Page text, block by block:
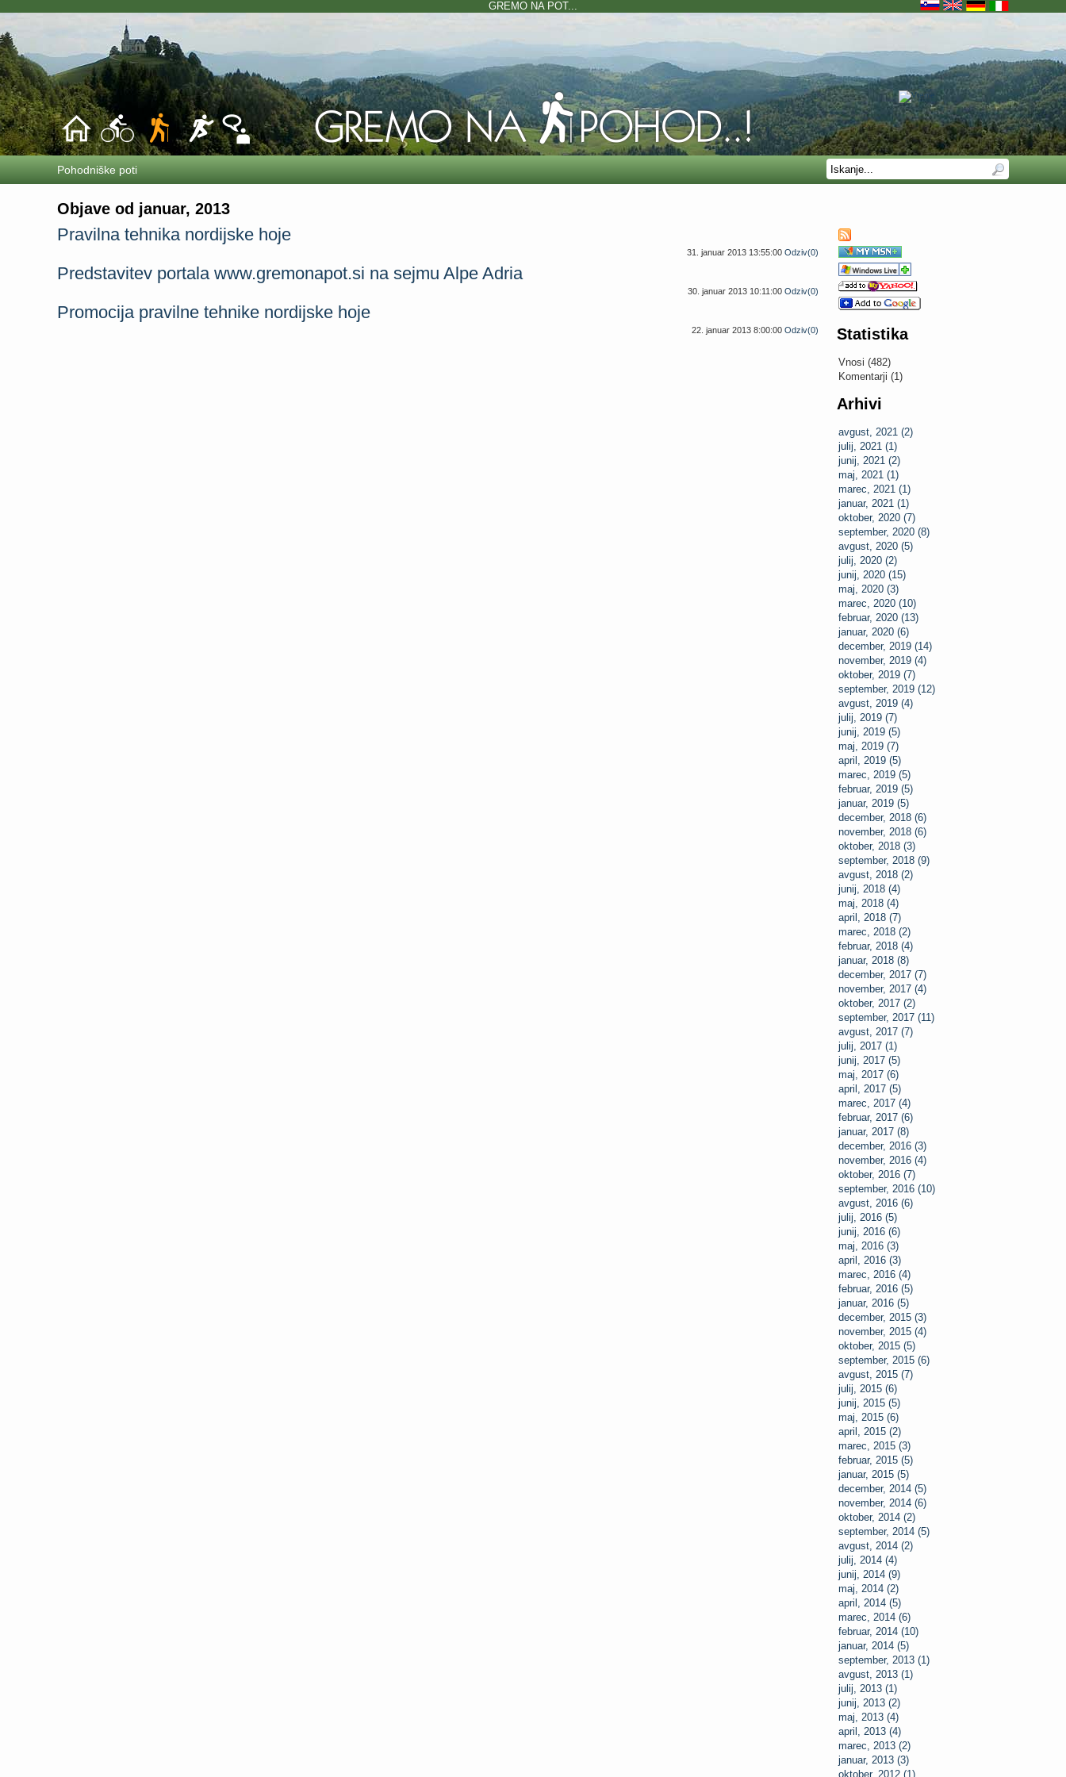
GREMO NA POT...
Pohodniške poti
Objave od januar, 2013
Statistika
Vnosi (482)
Komentarji (1)
Arhivi
avgust, 2021 (2)
julij, 2021 (1)
junij, 2021 (2)
maj, 2021 (1)
marec, 2021 (1)
januar, 2021 (1)
oktober, 2020 (7)
september, 2020 (8)
avgust, 2020 (5)
julij, 2020 (2)
junij, 2020 (15)
maj, 2020 (3)
marec, 2020 (10)
februar, 2020 (13)
januar, 2020 (6)
december, 2019 (14)
november, 2019 (4)
oktober, 2019 (7)
september, 2019 (12)
avgust, 2019 (4)
julij, 2019 (7)
junij, 2019 (5)
maj, 2019 (7)
april, 2019 (5)
marec, 2019 (5)
februar, 2019 (5)
januar, 2019 (5)
december, 2018 (6)
november, 2018 (6)
oktober, 2018 (3)
september, 2018 (9)
avgust, 2018 (2)
junij, 2018 (4)
maj, 2018 (4)
april, 2018 (7)
marec, 2018 (2)
februar, 2018 (4)
januar, 2018 (8)
december, 2017 (7)
november, 2017 (4)
oktober, 2017 (2)
september, 2017 (11)
avgust, 2017 (7)
julij, 2017 (1)
junij, 2017 (5)
maj, 2017 (6)
april, 2017 (5)
marec, 2017 (4)
februar, 2017 (6)
januar, 2017 (8)
december, 2016 (3)
november, 2016 (4)
oktober, 2016 (7)
september, 2016 (10)
avgust, 2016 (6)
julij, 2016 (5)
junij, 2016 (6)
maj, 2016 (3)
april, 2016 (3)
marec, 2016 (4)
februar, 2016 (5)
januar, 2016 (5)
december, 2015 (3)
november, 2015 (4)
oktober, 2015 (5)
september, 2015 (6)
avgust, 2015 (7)
julij, 2015 (6)
junij, 2015 (5)
maj, 2015 (6)
april, 2015 (2)
marec, 2015 (3)
februar, 2015 (5)
januar, 2015 (5)
december, 2014 (5)
november, 2014 (6)
oktober, 2014 (2)
september, 2014 (5)
avgust, 2014 (2)
julij, 2014 (4)
junij, 2014 (9)
maj, 2014 (2)
april, 2014 (5)
marec, 2014 (6)
februar, 2014 (10)
januar, 2014 (5)
september, 2013 (1)
avgust, 2013 (1)
julij, 2013 (1)
junij, 2013 (2)
maj, 2013 (4)
april, 2013 (4)
marec, 2013 (2)
januar, 2013 (3)
oktober, 2012 (1)
Pravilna tehnika nordijske hoje
31. januar 2013 13:55:00 Odziv(0)
Predstavitev portala www.gremonapot.si na sejmu Alpe Adria
30. januar 2013 10:11:00 Odziv(0)
Promocija pravilne tehnike nordijske hoje
22. januar 2013 8:00:00 Odziv(0)